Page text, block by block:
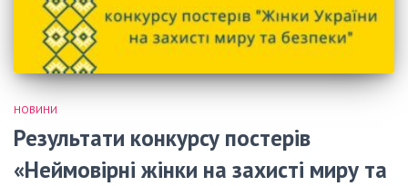
НОВИНИ
Результати конкурсу постерів
«Неймовірні жінки на захисті миру та